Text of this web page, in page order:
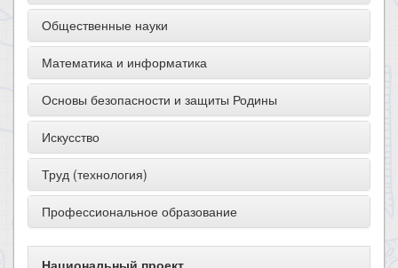
Общественные науки
Математика и информатика
Основы безопасности и защиты Родины
Искусство
Труд (технология)
Профессиональное образование
Национальный проект